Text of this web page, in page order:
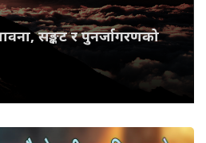
सङ्कट र पुनर्जागरणको